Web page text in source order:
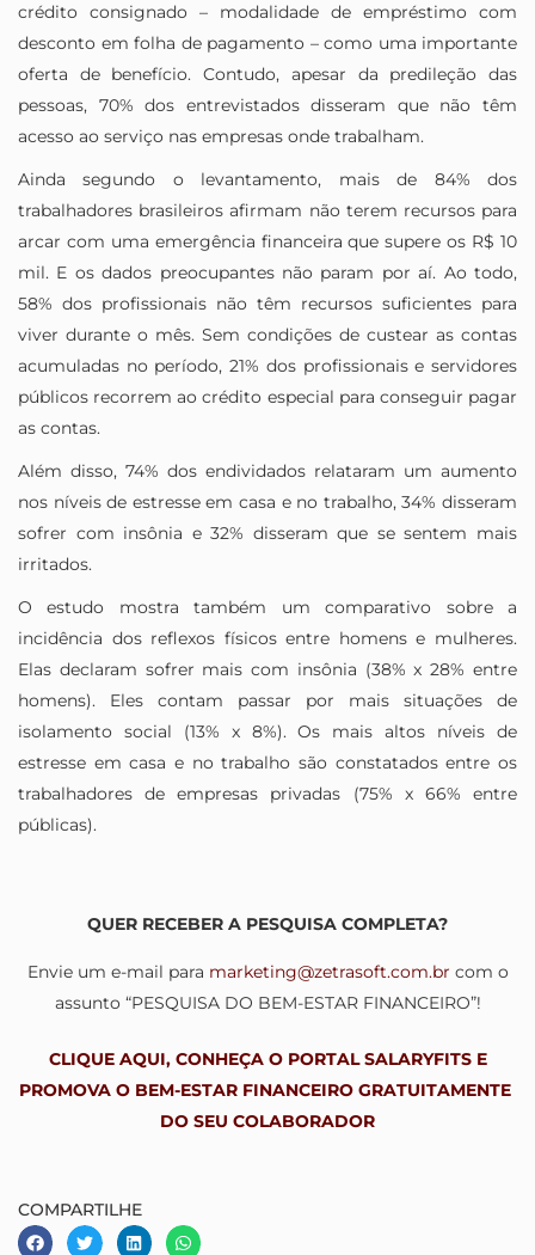
crédito consignado – modalidade de empréstimo com
desconto em folha de pagamento – como uma importante
oferta de benefício. Contudo, apesar da predileção das
pessoas, 70% dos entrevistados disseram que não têm
acesso ao serviço nas empresas onde trabalham.
Ainda segundo o levantamento, mais de 84% dos
trabalhadores brasileiros afirmam não terem recursos para
arcar com uma emergência financeira que supere os R$ 10
mil. E os dados preocupantes não param por aí. Ao todo,
58% dos profissionais não têm recursos suficientes para
viver durante o mês. Sem condições de custear as contas
acumuladas no período, 21% dos profissionais e servidores
públicos recorrem ao crédito especial para conseguir pagar
as contas.
Além disso, 74% dos endividados relataram um aumento
nos níveis de estresse em casa e no trabalho, 34% disseram
sofrer com insônia e 32% disseram que se sentem mais
irritados.
O estudo mostra também um comparativo sobre a
incidência dos reflexos físicos entre homens e mulheres.
Elas declaram sofrer mais com insônia (38% x 28% entre
homens). Eles contam passar por mais situações de
isolamento social (13% x 8%). Os mais altos níveis de
estresse em casa e no trabalho são constatados entre os
trabalhadores de empresas privadas (75% x 66% entre
públicas).
QUER RECEBER A PESQUISA COMPLETA?
Envie um e-mail para marketing@zetrasoft.com.br com o
assunto “PESQUISA DO BEM-ESTAR FINANCEIRO”!
CLIQUE AQUI, CONHEÇA O PORTAL SALARYFITS E
PROMOVA O BEM-ESTAR FINANCEIRO GRATUITAMENTE
DO SEU COLABORADOR
COMPARTILHE